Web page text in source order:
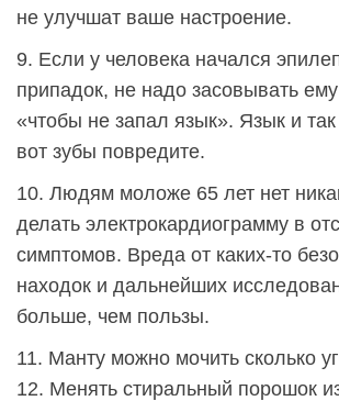
не улучшат ваше настроение.
9. Если у человека начался
припадок, не надо засовывать ему
«чтобы не запал язык». Язык и
вот зубы повредите.
10. Людям моложе 65 лет нет
делать электрокардиограмму в
симптомов. Вреда от каких-то
находок и дальнейших
больше, чем пользы.
11. Манту можно мочить сколько
12. Менять стиральный порошок